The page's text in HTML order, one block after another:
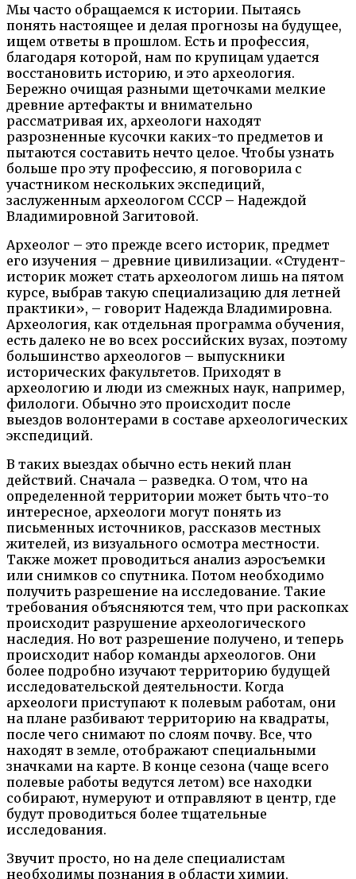
Мы часто обращаемся к истории. Пытаясь
понять настоящее и делая прогнозы на будущее,
ищем ответы в прошлом. Есть и профессия,
благодаря которой, нам по крупицам удается
восстановить историю, и это археология.
Бережно очищая разными щеточками мелкие
древние артефакты и внимательно
рассматривая их, археологи находят
разрозненные кусочки каких-то предметов и
пытаются составить нечто целое. Чтобы узнать
больше про эту профессию, я поговорила с
участником нескольких экспедиций,
заслуженным археологом СССР – Надеждой
Владимировной Загитовой.
Археолог – это прежде всего историк, предмет
его изучения – древние цивилизации. «Студент-
историк может стать археологом лишь на пятом
курсе, выбрав такую специализацию для летней
практики», – говорит Надежда Владимировна.
Археология, как отдельная программа обучения,
есть далеко не во всех российских вузах, поэтому
большинство археологов – выпускники
исторических факультетов. Приходят в
археологию и люди из смежных наук, например,
филологи. Обычно это происходит после
выездов волонтерами в составе археологических
экспедиций.
В таких выездах обычно есть некий план
действий. Сначала – разведка. О том, что на
определенной территории может быть что-то
интересное, археологи могут понять из
письменных источников, рассказов местных
жителей, из визуального осмотра местности.
Также может проводиться анализ аэросъемки
или снимков со спутника. Потом необходимо
получить разрешение на исследование. Такие
требования объясняются тем, что при раскопках
происходит разрушение археологического
наследия. Но вот разрешение получено, и теперь
происходит набор команды археологов. Они
более подробно изучают территорию будущей
исследовательской деятельности. Когда
археологи приступают к полевым работам, они
на плане разбивают территорию на квадраты,
после чего снимают по слоям почву. Все, что
находят в земле, отображают специальными
значками на карте. В конце сезона (чаще всего
полевые работы ведутся летом) все находки
собирают, нумеруют и отправляют в центр, где
будут проводиться более тщательные
исследования.
Звучит просто, но на деле специалистам
необходимы познания в области химии,